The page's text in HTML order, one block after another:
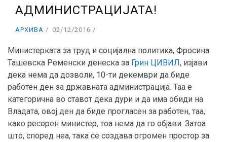
АДМИНИСТРАЦИЈАТА!
АРХИВА 02/12/2016
Министерката за труд и социјална политика, Фросина
Ташевска Ременски денеска за Грин ЦИВИЛ, изјави
дека нема да дозволи, 10-ти декември да биде
работен ден за државната администрација. Таа е
категорична во ставот дека дури и да има обиди на
Владата, овој ден да биде прогласен за работен, таа,
како ресорен министер, тоа нема да го објави. Затоа
што, според неа, така се создава огромен простор за